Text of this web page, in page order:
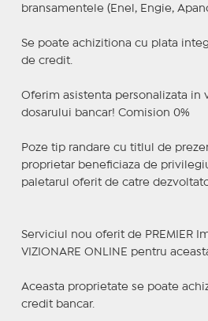
bransamentele (Enel, Engie,
Se poate achizitiona cu plata
de credit.
Oferim asistenta personalizata in
dosarului bancar! Comision 0%
Poze tip randare cu titlul de
proprietar beneficiaza de
paletarul oferit de catre
Serviciul nou oferit de PREMIER
VIZIONARE ONLINE pentru
Aceasta proprietate se poate
credit bancar.